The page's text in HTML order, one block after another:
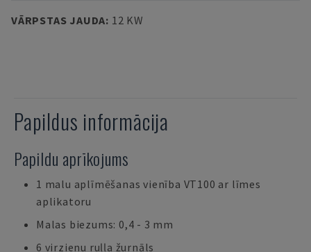
VĀRPSTAS JAUDA: 12 KW
Papildus informācija
Papildu aprīkojums
1 malu aplīmēšanas vienība VT100 ar līmes
aplikatoru
Malas biezums: 0,4 - 3 mm
6 virzienu ruļļa žurnāls